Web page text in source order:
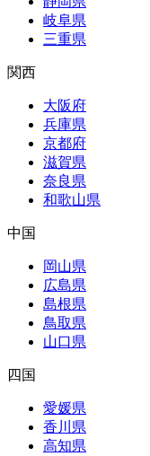
岐阜県
三重県
関西
大阪府
兵庫県
京都府
滋賀県
奈良県
和歌山県
中国
岡山県
広島県
島根県
鳥取県
山口県
四国
愛媛県
香川県
高知県